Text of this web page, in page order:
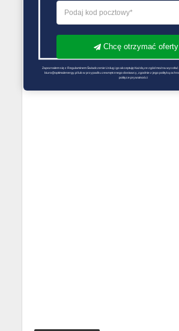
Chcę otrzymać oferty
Zapoznałem się z Regulaminem Świadczenie Usług i go akceptuję Każdą ze zgód można
biuro@optimalenergy.pl lub w przypadku zewnętrznego dostawcy, zgodnie z jego polityką
polityce prywatności